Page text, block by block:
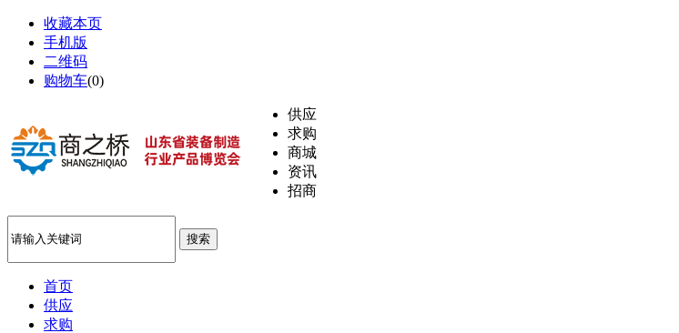
收藏本页
手机版
二维码
购物车(0)
供应
求购
商城
资讯
招商
搜索
首页
供应
求购